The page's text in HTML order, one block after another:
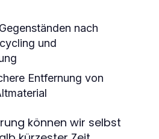
nach
und
Entfernung von
können wir selbst